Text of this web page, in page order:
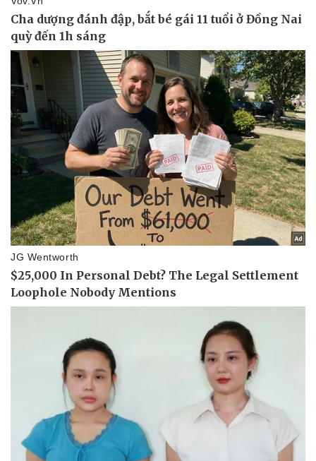
Thể thao
Bóng đá
Ô tô